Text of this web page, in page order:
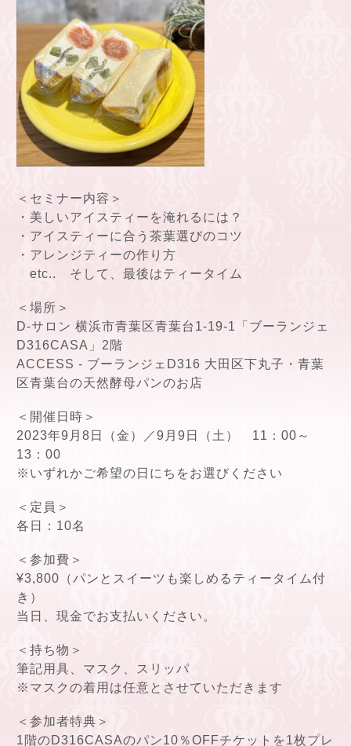
＜セミナー内容＞
・美しいアイスティーを淹れるには？
・アイスティーに合う茶葉選びのコツ
・アレンジティーの作り方
etc.. そして、最後はティータイム
＜場所＞
D-サロン 横浜市青葉区青葉台1-19-1「ブーランジェ
D316CASA」2階
ACCESS - ブーランジェD316 大田区下丸子・青葉
区青葉台の天然酵母パンのお店
＜開催日時＞
2023年9月8日（金）／9月9日（土） 11：00～
13：00
※いずれかご希望の日にちをお選びください
＜定員＞
各日：10名
＜参加費＞
¥3,800（パンとスイーツも楽しめるティータイム付
き）
当日、現金でお支払いください。
＜持ち物＞
筆記用具、マスク、スリッパ
※マスクの着用は任意とさせていただきます
＜参加者特典＞
1階のD316CASAのパン10％OFFチケットを1枚プレ